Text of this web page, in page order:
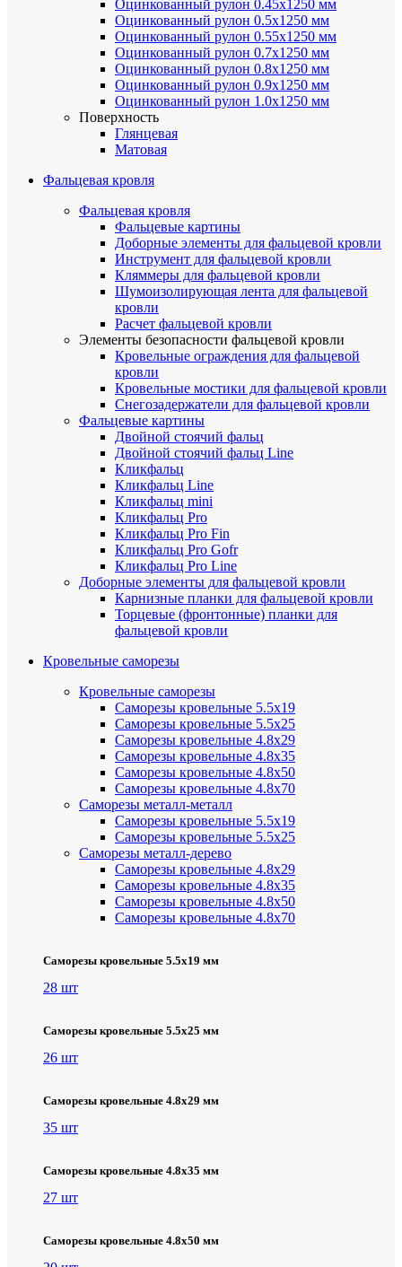
Оцинкованный рулон 0.45х1250 мм
Оцинкованный рулон 0.5х1250 мм
Оцинкованный рулон 0.55х1250 мм
Оцинкованный рулон 0.7х1250 мм
Оцинкованный рулон 0.8х1250 мм
Оцинкованный рулон 0.9х1250 мм
Оцинкованный рулон 1.0х1250 мм
Поверхность
Глянцевая
Матовая
Фальцевая кровля
Фальцевая кровля
Фальцевые картины
Доборные элементы для фальцевой кровли
Инструмент для фальцевой кровли
Кляммеры для фальцевой кровли
Шумоизолирующая лента для фальцевой
кровли
Расчет фальцевой кровли
Элементы безопасности фальцевой кровли
Кровельные ограждения для фальцевой
кровли
Кровельные мостики для фальцевой кровли
Снегозадержатели для фальцевой кровли
Фальцевые картины
Двойной стоячий фальц
Двойной стоячий фальц Line
Кликфальц
Кликфальц Line
Кликфальц mini
Кликфальц Pro
Кликфальц Pro Fin
Кликфальц Pro Gofr
Кликфальц Pro Line
Доборные элементы для фальцевой кровли
Карнизные планки для фальцевой кровли
Торцевые (фронтонные) планки для
фальцевой кровли
Кровельные саморезы
Кровельные саморезы
Саморезы кровельные 5.5х19
Саморезы кровельные 5.5х25
Саморезы кровельные 4.8х29
Саморезы кровельные 4.8х35
Саморезы кровельные 4.8х50
Саморезы кровельные 4.8х70
Саморезы металл-металл
Саморезы кровельные 5.5х19
Саморезы кровельные 5.5х25
Саморезы металл-дерево
Саморезы кровельные 4.8х29
Саморезы кровельные 4.8х35
Саморезы кровельные 4.8х50
Саморезы кровельные 4.8х70
Саморезы кровельные 5.5х19 мм
28 шт
Саморезы кровельные 5.5х25 мм
26 шт
Саморезы кровельные 4.8х29 мм
35 шт
Саморезы кровельные 4.8х35 мм
27 шт
Саморезы кровельные 4.8х50 мм